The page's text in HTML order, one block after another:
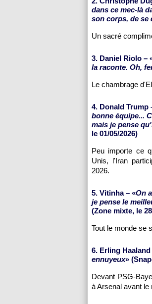
dans ce mec-là
son corps, de se
Un sacré
3. Daniel Riolo –
la raconte. Oh,
Le chambrage
4. Donald Trump
bonne équipe...
mais je pense
le 01/05/2026)
Peu importe ce
Unis, l'Iran
2026.
5. Vitinha – «On
je pense le
(Zone mixte, le
Tout le monde se
6. Erling Haaland
ennuyeux»
Devant PSG-
à Arsenal avant